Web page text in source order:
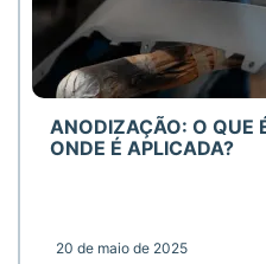
ANODIZAÇÃO: O QUE
ONDE É APLICADA?
20 de maio de 2025